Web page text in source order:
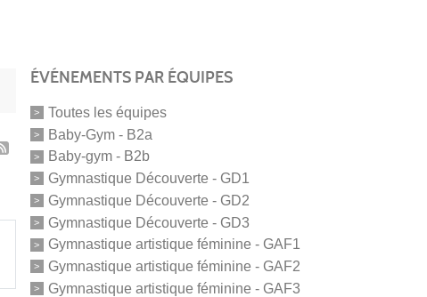
ÉVÉNEMENTS PAR ÉQUIPES
Toutes les équipes
Baby-Gym - B2a
Baby-gym - B2b
Gymnastique Découverte - GD1
Gymnastique Découverte - GD2
Gymnastique Découverte - GD3
Gymnastique artistique féminine - GAF1
Gymnastique artistique féminine - GAF2
Gymnastique artistique féminine - GAF3